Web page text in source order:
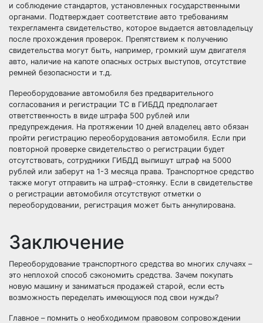
и соблюдение стандартов, установленных государственными
органами. Подтверждает соответствие авто требованиям
техрегламента свидетельство, которое выдается автовладельцу
после прохождения проверок. Препятствием к получению
свидетельства могут быть, например, громкий шум двигателя
авто, наличие на капоте опасных острых выступов, отсутствие
ремней безопасности и т.д.
Переоборудование автомобиля без предварительного
согласования и регистрации ТС в ГИБДД предполагает
ответственность в виде штрафа 500 рублей или
предупреждения. На протяжении 10 дней владелец авто обязан
пройти регистрацию переоборудования автомобиля. Если при
повторной проверке свидетельство о регистрации будет
отсутствовать, сотрудники ГИБДД выпишут штраф на 5000
рублей или заберут на 1-3 месяца права. Транспортное средство
также могут отправить на штраф-стоянку. Если в свидетельстве
о регистрации автомобиля отсутствуют отметки о
переоборудовании, регистрация может быть аннулирована.
Заключение
Переоборудование транспортного средства во многих случаях –
это неплохой способ сэкономить средства. Зачем покупать
новую машину и заниматься продажей старой, если есть
возможность переделать имеющуюся под свои нужды?
Главное – помнить о необходимом правовом сопровождении